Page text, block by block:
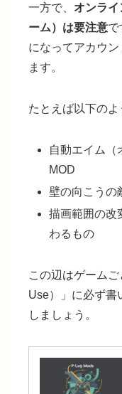
一方で、 オンラ
ーム）は要注意で
になってアカウ
ます。
たとえば以下のよ
自動エイム（
MOD
壁の向こうの
描画範囲の改
わるもの
この辺はゲーム
Use）」に必ず書
しましょう。